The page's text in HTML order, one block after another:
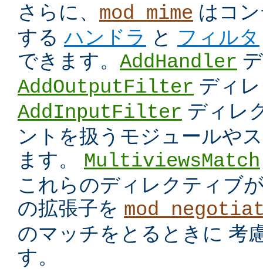
さらに、 mod_mime はコ
するハンドラ と フィルタ
できます。 AddHandler
AddOutputFilter ディ
AddInputFilter ディレ
ントを扱うモジュールや
ます。 MultiviewsMatch
これらのディレクティブ
の拡張子を
のマッチをとるときに 考
す。